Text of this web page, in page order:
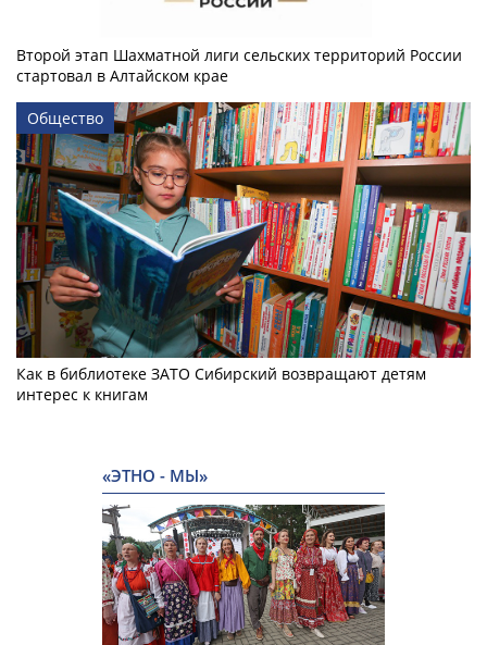
Второй этап Шахматной лиги сельских территорий России
стартовал в Алтайском крае
Общество
Как в библиотеке ЗАТО Сибирский возвращают детям
интерес к книгам
«ЭТНО - МЫ»